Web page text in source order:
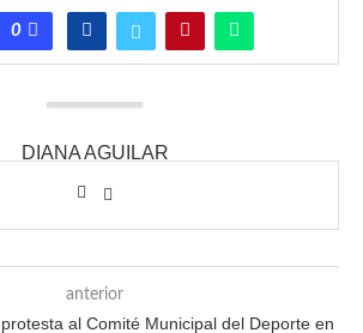
0
DIANA AGUILAR
anterior
al Comité Municipal del Deporte en